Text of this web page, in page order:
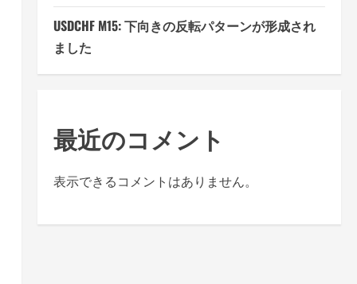
USDCHF M15: 下向きの反転パターンが形成され
ました
最近のコメント
表示できるコメントはありません。